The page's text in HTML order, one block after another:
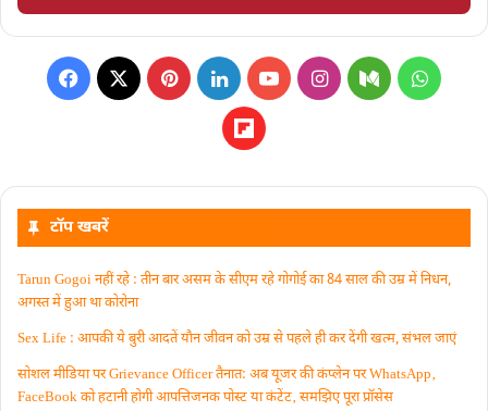
टॉप खबरें
Tarun Gogoi नहीं रहे : तीन बार असम के सीएम रहे गोगोई का 84 साल की उम्र में निधन,
अगस्त में हुआ था कोरोना
Sex Life : आपकी ये बुरी आदतें याैन जीवन को उम्र से पहले ही कर देंगी खत्म, संभल जाएं
सोशल मीडिया पर Grievance Officer तैनात: अब यूजर की कंप्लेन पर WhatsApp‚
FaceBook को हटानी होगी आपत्तिजनक पोस्ट या कंटेंट‚ समझिए पूरा प्रॉसेस